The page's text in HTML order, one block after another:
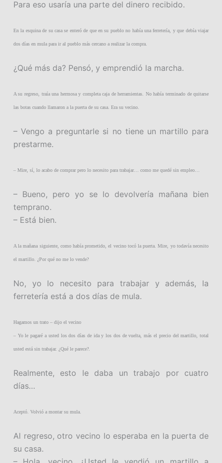
Para eso usaría una parte del dinero recibido.
En la esquina de su casa se enteró de que en su pueblo no había una ferretería, y que debía viajar
dos días en mula para ir al pueblo más cercano a realizar la compra.
¿Qué más da? Pensó, y emprendió la marcha.
A su regreso, traía una hermosa y completa caja de herramientas. No había terminado de quitarse
las botas cuando llamaron a la puerta de su casa. Era su vecino.
– Vengo a preguntarle si no tiene un martillo para
prestarme.
– Mire, sí, lo acabo de comprar pero lo necesito para trabajar… como me quedé sin empleo…
– Bueno, pero yo se lo devolvería mañana bien
temprano.
– Está bien.
A la mañana siguiente, como había prometido, el vecino tocó la puerta. Mire, yo todavía necesito
el martillo. ¿Por qué no me lo vende?
No, yo lo necesito para trabajar y además, la
ferretería está a dos días de mula.
Hagamos un trato – dijo el vecino
– Yo le pagaré a usted los dos días de ida y los dos de vuelta, más el precio del martillo, total
usted está sin trabajar. ¿Qué le parece?.
Realmente, esto le daba un trabajo por cuatro
días…
Aceptó. Volvió a montar su mula.
Al regreso, otro vecino lo esperaba en la puerta de
su casa.